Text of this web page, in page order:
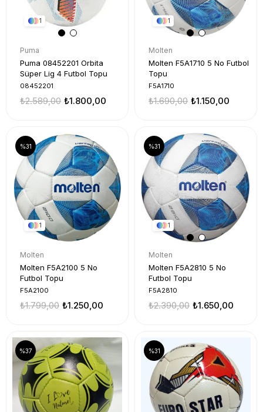
1
Puma
Puma 08452201 Orbita
Süper Lig 4 Futbol Topu
08452201
₺1.800,00
₺2.589,00
1
Molten
Molten F5A1710 5 No Futbol
Topu
F5A1710
₺1.150,00
₺1.690,00
1
Molten
Molten F5A2100 5 No
Futbol Topu
F5A2100
₺1.250,00
₺1.799,00
%31
1
Molten
Molten F5A2810 5 No
Futbol Topu
F5A2810
₺1.650,00
₺2.390,00
%31
%37 %31